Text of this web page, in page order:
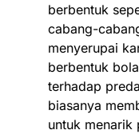
berbentuk
cabang-
menyerupai
berbentuk
terhadap
biasanya
untuk menarik